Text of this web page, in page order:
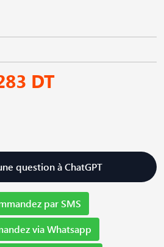
DT
question à ChatGPT
par SMS
via Whatsapp